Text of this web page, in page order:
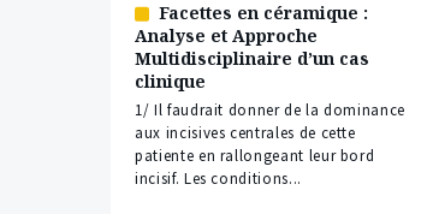
Article
réservé
à
nos
abonnés
Facettes en céramique :
Analyse et Approche
Multidisciplinaire d’un cas
clinique
1/ Il faudrait donner de la dominance
aux incisives centrales de cette
patiente en rallongeant leur bord
incisif. Les conditions...